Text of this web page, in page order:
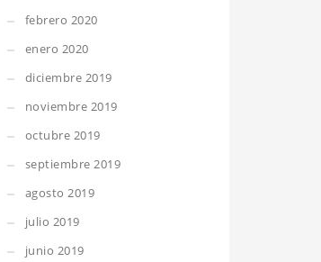
febrero 2020
enero 2020
diciembre 2019
noviembre 2019
octubre 2019
septiembre 2019
agosto 2019
julio 2019
junio 2019